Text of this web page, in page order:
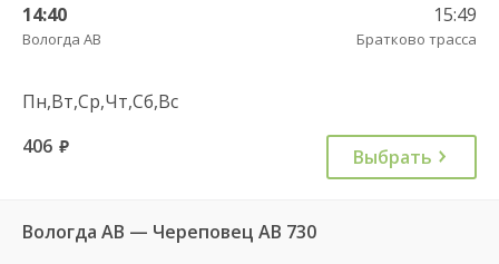
14:40
Вологда АВ
15:49
Братково трасса
Пн,Вт,Ср,Чт,Сб,Вс
406 руб. Выбрать
Вологда АВ — Череповец АВ 730